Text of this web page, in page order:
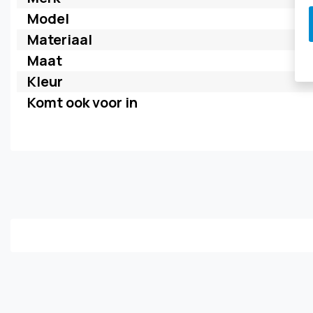
Model
Materiaal
Maat
Kleur
Komt ook voor in